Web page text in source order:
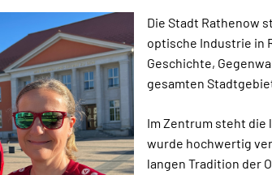
Die Stadt Rathenow
optische Industrie in
Geschichte,
gesamten
Im Zentrum steht die
wurde hochwertig
langen Tradition der